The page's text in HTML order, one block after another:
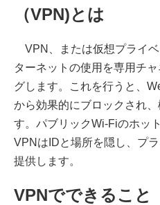
（VPN)とは
VPN、または仮想プライ
ターネットの使用を専用チ
グします。これを行うと、
から効果的にブロックされ
す。パブリックWi-Fiのホッ
VPNはIDと場所を隠し、プ
提供します。
VPNでできること